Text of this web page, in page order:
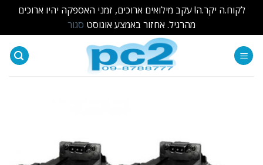
לקוח.ה יקר.ה! עקב מילואים ארוכים, זמני האספקה יהיו ארוכים
מהרגיל. אחזור באמצע אוגוסט סגור